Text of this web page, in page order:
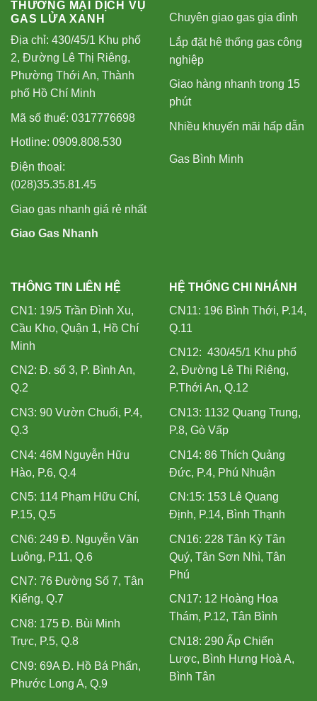
THƯƠNG MẠI DỊCH VỤ
GAS LỬA XANH
Địa chỉ: 430/45/1 Khu phố
2, Đường Lê Thị Riêng,
Phường Thới An, Thành
phố Hồ Chí Minh
Mã số thuế: 0317776698
Hotline: 0909.808.530
Điện thoại:
(028)35.35.81.45
Giao gas nhanh giá rẻ nhất
Giao Gas Nhanh
Chuyên giao gas gia đình
Lắp đặt hệ thống gas công
nghiệp
Giao hàng nhanh trong 15
phút
Nhiều khuyến mãi hấp dẫn
Gas Bình Minh
THÔNG TIN LIÊN HỆ
CN1: 19/5 Trần Đình Xu,
Cầu Kho, Quận 1, Hồ Chí
Minh
CN2: Đ. số 3, P. Bình An,
Q.2
CN3: 90 Vườn Chuối, P.4,
Q.3
CN4: 46M Nguyễn Hữu
Hào, P.6, Q.4
CN5: 114 Phạm Hữu Chí,
P.15, Q.5
CN6: 249 Đ. Nguyễn Văn
Luông, P.11, Q.6
CN7: 76 Đường Số 7, Tân
Kiểng, Q.7
CN8: 175 Đ. Bùi Minh
Trực, P.5, Q.8
CN9: 69A Đ. Hồ Bá Phấn,
Phước Long A, Q.9
HỆ THỐNG CHI NHÁNH
CN11: 196 Bình Thới, P.14,
Q.11
CN12: 430/45/1 Khu phố
2, Đường Lê Thị Riêng,
P.Thới An, Q.12
CN13: 1132 Quang Trung,
P.8, Gò Vấp
CN14: 86 Thích Quảng
Đức, P.4, Phú Nhuận
CN:15: 153 Lê Quang
Định, P.14, Bình Thạnh
CN16: 228 Tân Kỳ Tân
Quý, Tân Sơn Nhì, Tân
Phú
CN17: 12 Hoàng Hoa
Thám, P.12, Tân Bình
CN18: 290 Ấp Chiến
Lược, Bình Hưng Hoà A,
Bình Tân